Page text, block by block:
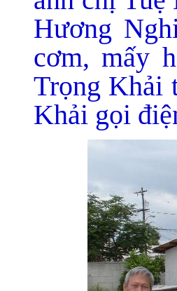
Hương
cơm, mấy
Trọng Khải
Khải gọi